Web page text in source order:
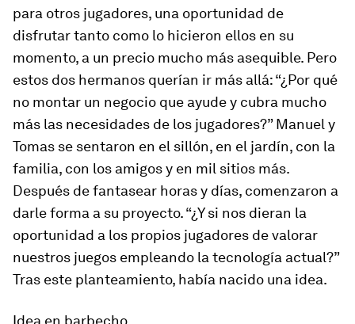
para otros jugadores, una oportunidad de
disfrutar tanto como lo hicieron ellos en su
momento, a un precio mucho más asequible. Pero
estos dos hermanos querían ir más allá: “¿Por qué
no montar un negocio que ayude y cubra mucho
más las necesidades de los jugadores?” Manuel y
Tomas se sentaron en el sillón, en el jardín, con la
familia, con los amigos y en mil sitios más.
Después de fantasear horas y días, comenzaron a
darle forma a su proyecto. “¿Y si nos dieran la
oportunidad a los propios jugadores de valorar
nuestros juegos empleando la tecnología actual?”
Tras este planteamiento, había nacido una idea.
Idea en barbecho